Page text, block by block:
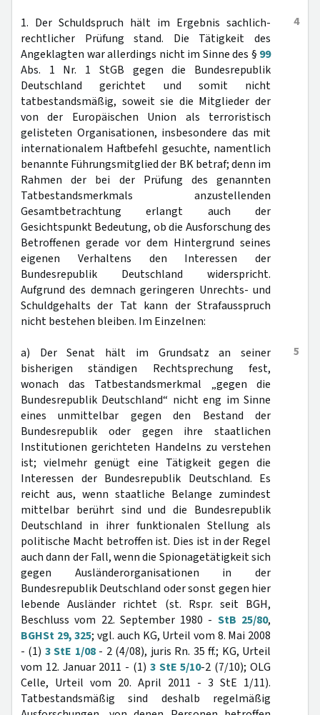
4
1. Der Schuldspruch hält im Ergebnis sachlich-
rechtlicher Prüfung stand. Die Tätigkeit des
Angeklagten war allerdings nicht im Sinne des § 99
Abs. 1 Nr. 1 StGB gegen die Bundesrepublik
Deutschland gerichtet und somit nicht
tatbestandsmäßig, soweit sie die Mitglieder der
von der Europäischen Union als terroristisch
gelisteten Organisationen, insbesondere das mit
internationalem Haftbefehl gesuchte, namentlich
benannte Führungsmitglied der BK betraf; denn im
Rahmen der bei der Prüfung des genannten
Tatbestandsmerkmals anzustellenden
Gesamtbetrachtung erlangt auch der
Gesichtspunkt Bedeutung, ob die Ausforschung des
Betroffenen gerade vor dem Hintergrund seines
eigenen Verhaltens den Interessen der
Bundesrepublik Deutschland widerspricht.
Aufgrund des demnach geringeren Unrechts- und
Schuldgehalts der Tat kann der Strafausspruch
nicht bestehen bleiben. Im Einzelnen:
5
a) Der Senat hält im Grundsatz an seiner
bisherigen ständigen Rechtsprechung fest,
wonach das Tatbestandsmerkmal „gegen die
Bundesrepublik Deutschland“ nicht eng im Sinne
eines unmittelbar gegen den Bestand der
Bundesrepublik oder gegen ihre staatlichen
Institutionen gerichteten Handelns zu verstehen
ist; vielmehr genügt eine Tätigkeit gegen die
Interessen der Bundesrepublik Deutschland. Es
reicht aus, wenn staatliche Belange zumindest
mittelbar berührt sind und die Bundesrepublik
Deutschland in ihrer funktionalen Stellung als
politische Macht betroffen ist. Dies ist in der Regel
auch dann der Fall, wenn die Spionagetätigkeit sich
gegen Ausländerorganisationen in der
Bundesrepublik Deutschland oder sonst gegen hier
lebende Ausländer richtet (st. Rspr. seit BGH,
Beschluss vom 22. September 1980 - StB 25/80,
BGHSt 29, 325; vgl. auch KG, Urteil vom 8. Mai 2008
- (1) 3 StE 1/08- 2 (4/08), juris Rn. 35 ff.; KG, Urteil
vom 12. Januar 2011 - (1) 3 StE 5/10-2 (7/10); OLG
Celle, Urteil vom 20. April 2011 - 3 StE 1/11).
Tatbestandsmäßig sind deshalb regelmäßig